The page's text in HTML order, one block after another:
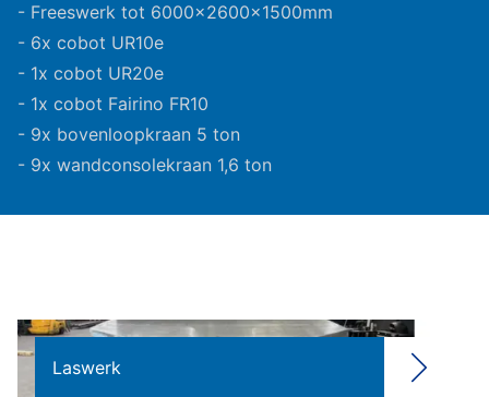
- Freeswerk tot 6000x2600x1500mm
- 6x cobot UR10e
- 1x cobot UR20e
- 1x cobot Fairino FR10
- 9x bovenloopkraan 5 ton
- 9x wandconsolekraan 1,6 ton
Laswerk